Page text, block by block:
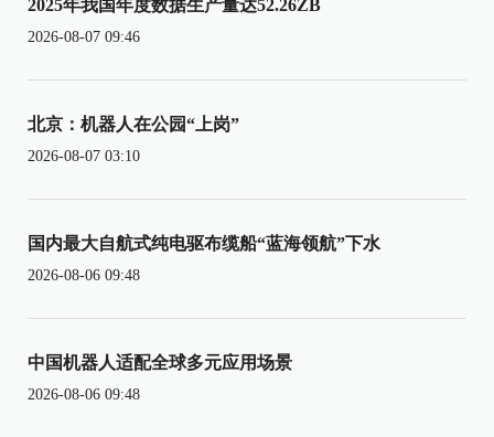
2025年我国年度数据生产量达52.26ZB
2026-08-07 09:46
北京：机器人在公园“上岗”
2026-08-07 03:10
国内最大自航式纯电驱布缆船“蓝海领航”下水
2026-08-06 09:48
中国机器人适配全球多元应用场景
2026-08-06 09:48